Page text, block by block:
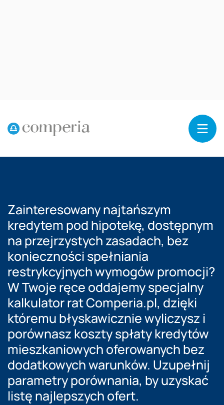
Zainteresowany najtańszym
kredytem pod hipotekę, dostępnym
na przejrzystych zasadach, bez
konieczności spełniania
restrykcyjnych wymogów promocji?
W Twoje ręce oddajemy specjalny
kalkulator rat Comperia.pl, dzięki
któremu błyskawicznie wyliczysz i
porównasz koszty spłaty kredytów
mieszkaniowych oferowanych bez
dodatkowych warunków. Uzupełnij
parametry porównania, by uzyskać
listę najlepszych ofert.